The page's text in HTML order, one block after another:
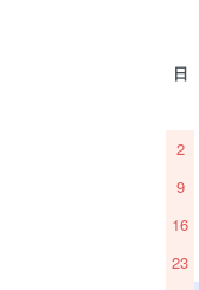
日
2
9
16
23